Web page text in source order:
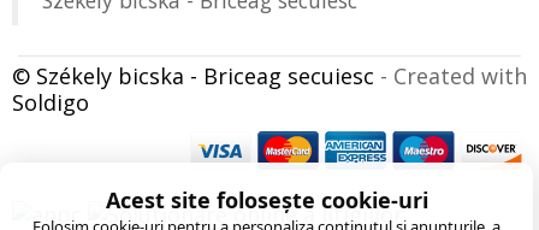
© Székely bicska - Briceag secuiesc - Created with
Soldigo
Acest site folosește cookie-uri